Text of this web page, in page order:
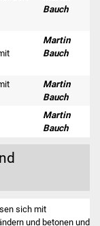
Bauch
Martin
Bauch
Martin
Bauch
Martin
Bauch
sich mit
und betonen und